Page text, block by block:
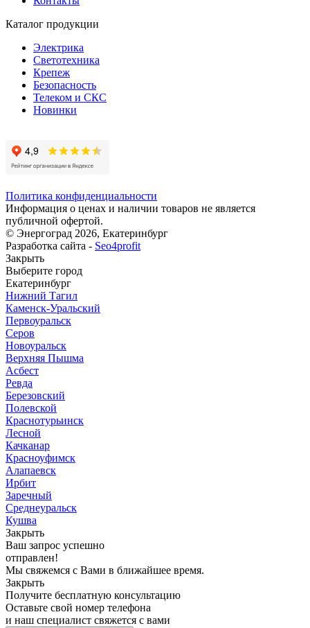
Каталог продукции
Электрика
Светотехника
Крепеж
Безопасность
Телеком и СКС
Новинки
Политика конфиденциальности
Информация о ценах и наличии товаров не является
публичной офертой.
© Энергоград 2026, Екатеринбург
Разработка сайта - Seo4profit
Закрыть
Выберите город
Екатеринбург
Нижний Тагил
Каменск-Уральский
Первоуральск
Серов
Новоуральск
Верхняя Пышма
Асбест
Ревда
Березовский
Полевской
Краснотурьинск
Лесной
Качканар
Красноуфимск
Алапаевск
Ирбит
Заречный
Среднеуральск
Кушва
Закрыть
Ваш запрос успешно
отправлен!
Мы свяжемся с Вами в ближайшее время.
Закрыть
Получите бесплатную консультацию
Оставьте свой номер телефона
и наш специалист свяжется с вами